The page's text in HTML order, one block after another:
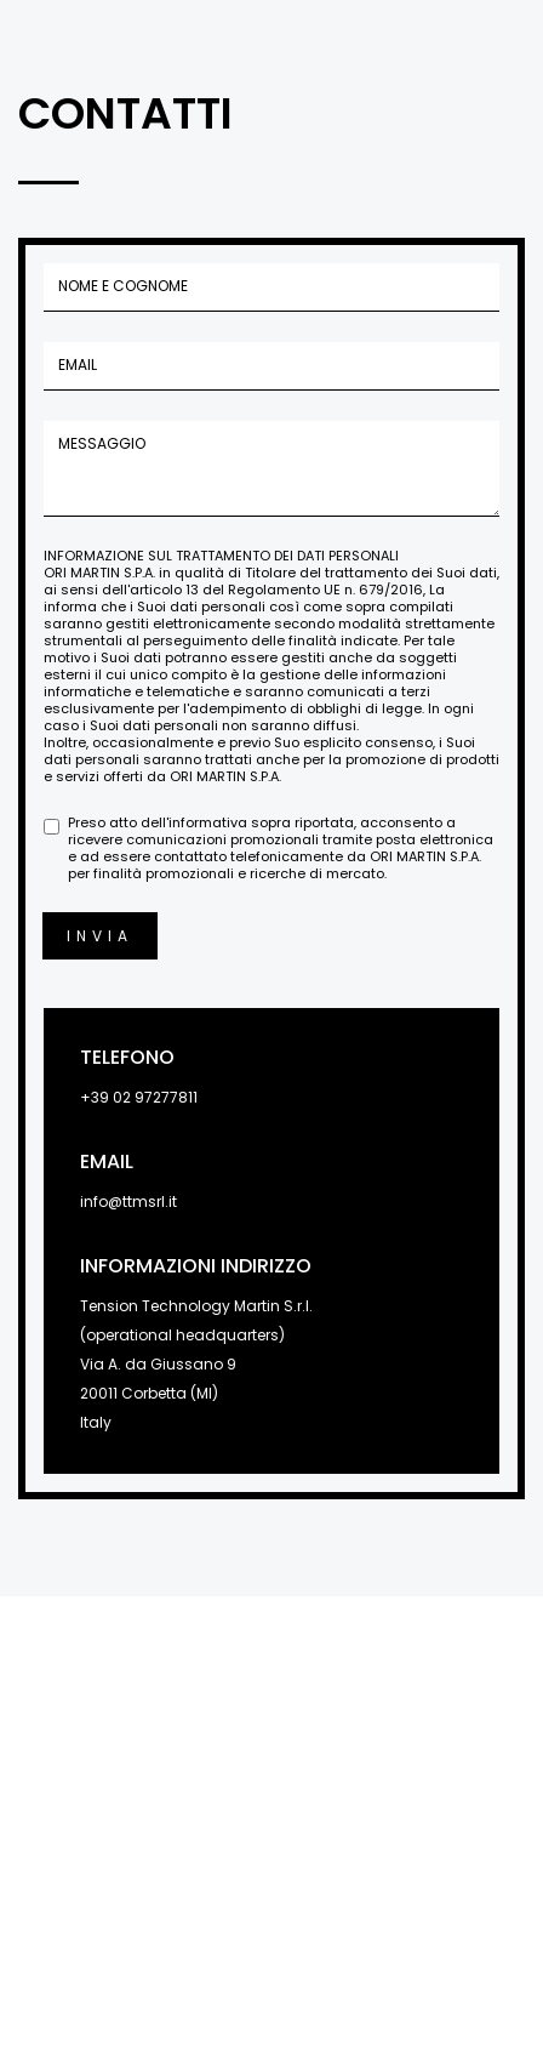
CONTATTI
INFORMAZIONE SUL TRATTAMENTO DEI DATI PERSONALI
ORI MARTIN S.P.A. in qualità di Titolare del trattamento dei Suoi dati,
ai sensi dell'articolo 13 del Regolamento UE n. 679/2016, La
informa che i Suoi dati personali così come sopra compilati
saranno gestiti elettronicamente secondo modalità strettamente
strumentali al perseguimento delle finalità indicate. Per tale
motivo i Suoi dati potranno essere gestiti anche da soggetti
esterni il cui unico compito è la gestione delle informazioni
informatiche e telematiche e saranno comunicati a terzi
esclusivamente per l'adempimento di obblighi di legge. In ogni
caso i Suoi dati personali non saranno diffusi.
Inoltre, occasionalmente e previo Suo esplicito consenso, i Suoi
dati personali saranno trattati anche per la promozione di prodotti
e servizi offerti da ORI MARTIN S.P.A.
Preso atto dell'informativa sopra riportata, acconsento a
ricevere comunicazioni promozionali tramite posta elettronica
e ad essere contattato telefonicamente da ORI MARTIN S.P.A.
per finalità promozionali e ricerche di mercato.
INVIA
TELEFONO
+39 02 97277811
EMAIL
info@ttmsrl.it
INFORMAZIONI INDIRIZZO
Tension Technology Martin S.r.l.
(operational headquarters)
Via A. da Giussano 9
20011 Corbetta (MI)
Italy